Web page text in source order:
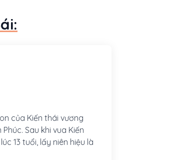
của Kiến thái vương
Sau khi vua Kiến
13 tuổi, lấy niên hiệu là